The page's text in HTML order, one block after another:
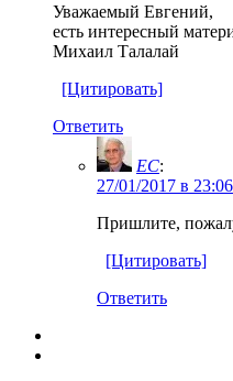
Уважаемый Евгений,
есть интересный
Михаил Талалай
[Цитировать]
Ответить
EC:
27/01/2017 в 23:06
Пришлите,
[Цитировать]
Ответить